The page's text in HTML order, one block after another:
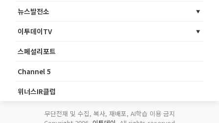
뉴스발전소
이투데이TV
스페셜리포트
Channel 5
위너스IR클럽
무단전재 및 수집, 복사, 재배포, AI학습 이용 금지